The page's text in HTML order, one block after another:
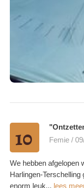
10
Femie /
We hebben afgelopen
Harlingen-
enorm leuk... lees